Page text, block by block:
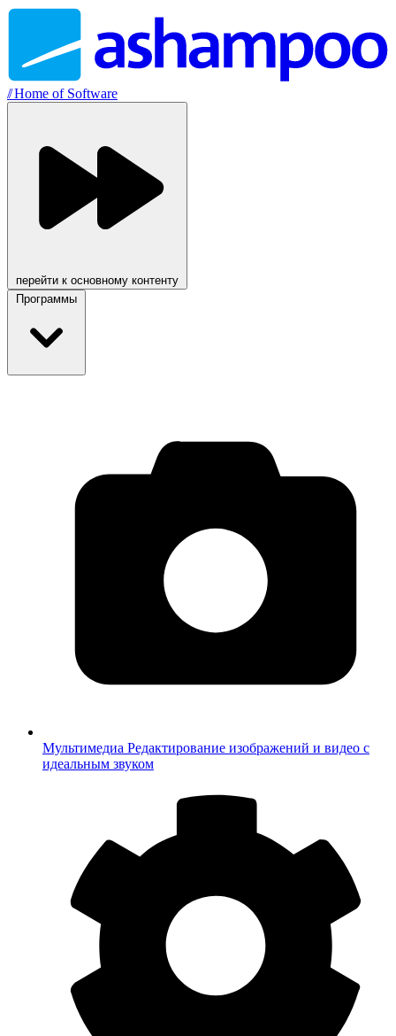
//Home of Software
перейти к основному контенту
Программы
Мультимедиа Редактирование изображений и видео с
идеальным звуком